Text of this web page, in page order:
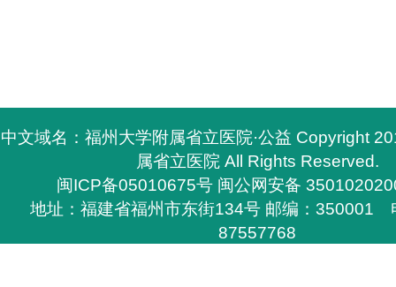
中文域名：福州大学附属省立医院·公益 Copyright
属省立医院 All Rights Reserved.
闽ICP备05010675号 闽公网安备
地址：福建省福州市东街134号 邮编：350001
87557768